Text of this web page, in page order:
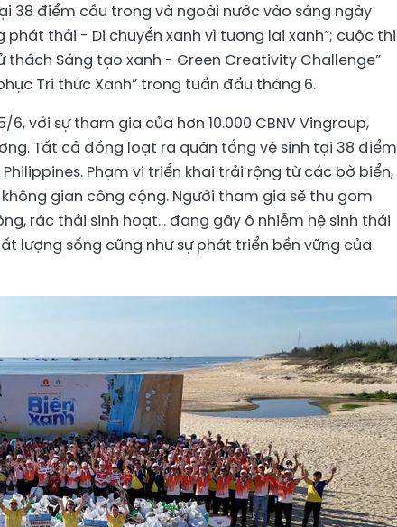
38 điểm cầu trong và ngoài nước vào sáng ngày
thải - Di chuyển xanh vì tương lai xanh”; cuộc thi
Sáng tạo xanh - Green Creativity Challenge”
Tri thức Xanh” trong tuần đầu tháng 6.
với sự tham gia của hơn 10.000 CBNV Vingroup,
Tất cả đồng loạt ra quân tổng vệ sinh tại 38 điểm
Phạm vi triển khai trải rộng từ các bờ biển,
gian công cộng. Người tham gia sẽ thu gom
rác thải sinh hoạt... đang gây ô nhiễm hệ sinh thái
lượng sống cũng như sự phát triển bền vững của